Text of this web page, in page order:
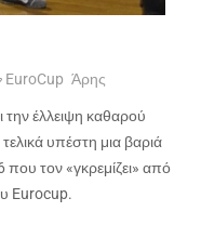
EuroCup Άρης
έλλειψη καθαρού
υπέστη μια βαριά
τον «γκρεμίζει» από
Eurocup.